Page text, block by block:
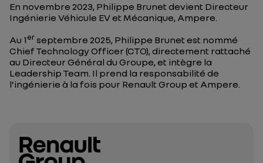
En novembre 2023, Philippe Brunet devient Directeur
Ingénierie Véhicule EV et Mécanique, Ampere.
Au 1erseptembre 2025, Philippe Brunet est nommé
Chief Technology Officer (CTO), directement rattaché
au Directeur Général du Groupe, et intègre la
Leadership Team. Il prend la responsabilité de
l’ingénierie à la fois pour Renault Group et Ampere.